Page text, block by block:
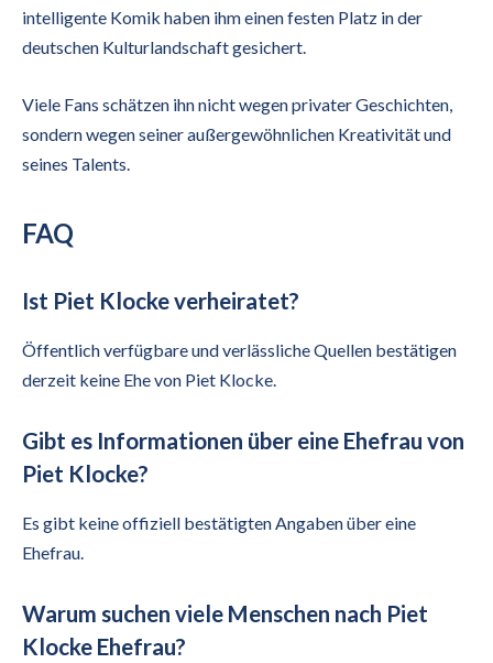
intelligente Komik haben ihm einen festen Platz in der
deutschen Kulturlandschaft gesichert.
Viele Fans schätzen ihn nicht wegen privater Geschichten,
sondern wegen seiner außergewöhnlichen Kreativität und
seines Talents.
FAQ
Ist Piet Klocke verheiratet?
Öffentlich verfügbare und verlässliche Quellen bestätigen
derzeit keine Ehe von Piet Klocke.
Gibt es Informationen über eine Ehefrau von
Piet Klocke?
Es gibt keine offiziell bestätigten Angaben über eine
Ehefrau.
Warum suchen viele Menschen nach Piet
Klocke Ehefrau?